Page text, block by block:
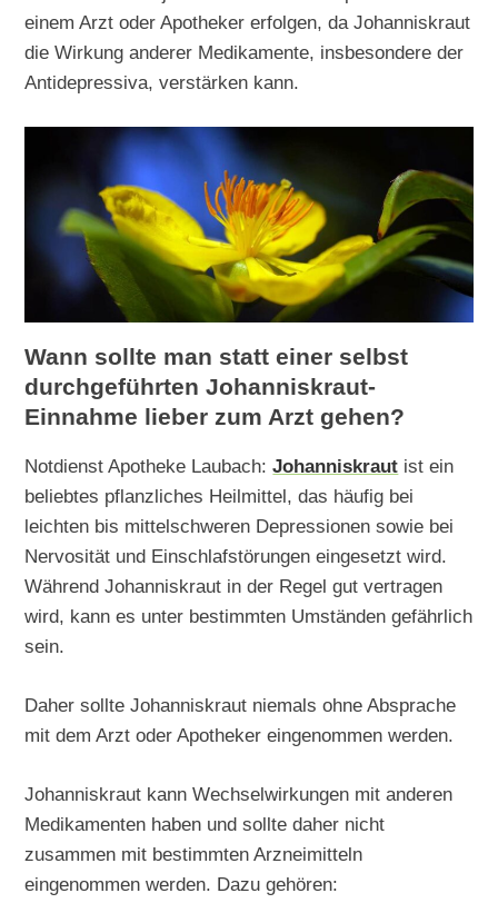
einem Arzt oder Apotheker erfolgen, da Johanniskraut
die Wirkung anderer Medikamente, insbesondere der
Antidepressiva, verstärken kann.
Wann sollte man statt einer selbst
durchgeführten Johanniskraut-
Einnahme lieber zum Arzt gehen?
Notdienst Apotheke Laubach:Johanniskraut ist ein
beliebtes pflanzliches Heilmittel, das häufig bei
leichten bis mittelschweren Depressionen sowie bei
Nervosität und Einschlafstörungen eingesetzt wird.
Während Johanniskraut in der Regel gut vertragen
wird, kann es unter bestimmten Umständen gefährlich
sein.
Daher sollte Johanniskraut niemals ohne Absprache
mit dem Arzt oder Apotheker eingenommen werden.
Johanniskraut kann Wechselwirkungen mit anderen
Medikamenten haben und sollte daher nicht
zusammen mit bestimmten Arzneimitteln
eingenommen werden. Dazu gehören: